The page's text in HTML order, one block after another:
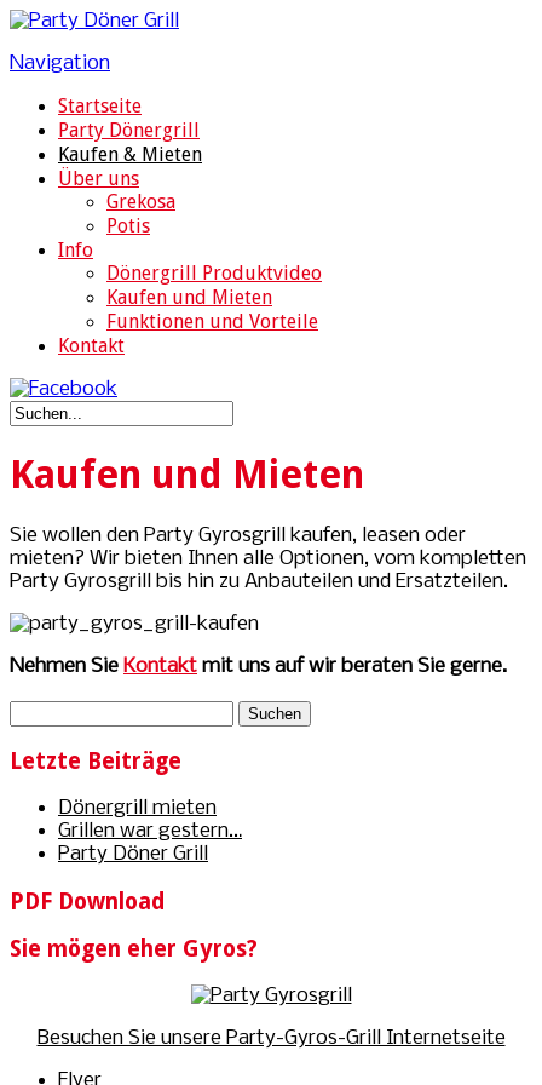
Navigation
Startseite
Party Dönergrill
Kaufen & Mieten
Über uns
Grekosa
Potis
Info
Dönergrill Produktvideo
Kaufen und Mieten
Funktionen und Vorteile
Kontakt
Kaufen und Mieten
Sie wollen den Party Gyrosgrill kaufen, leasen oder
mieten? Wir bieten Ihnen alle Optionen, vom kompletten
Party Gyrosgrill bis hin zu Anbauteilen und Ersatzteilen.
Nehmen Sie Kontakt mit uns auf wir beraten Sie gerne.
Letzte Beiträge
Dönergrill mieten
Grillen war gestern…
Party Döner Grill
PDF Download
Sie mögen eher Gyros?
Besuchen Sie unsere Party-Gyros-Grill Internetseite